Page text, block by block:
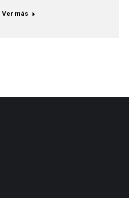
Ver más